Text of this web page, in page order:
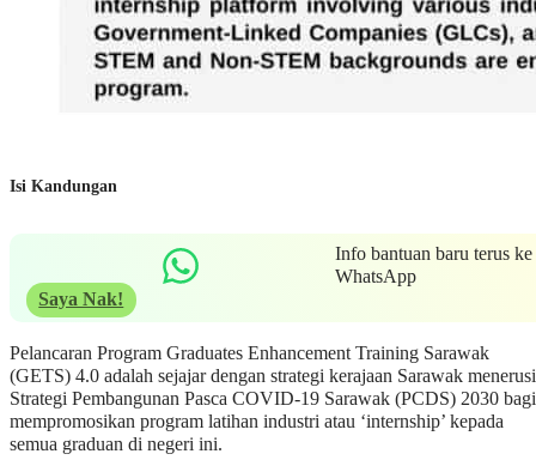
Isi Kandungan
Info bantuan baru terus ke
WhatsApp
Saya Nak!
Pelancaran Program Graduates Enhancement Training Sarawak
(GETS) 4.0 adalah sejajar dengan strategi kerajaan Sarawak menerusi
Strategi Pembangunan Pasca COVID-19 Sarawak (PCDS) 2030 bagi
mempromosikan program latihan industri atau ‘internship’ kepada
semua graduan di negeri ini.